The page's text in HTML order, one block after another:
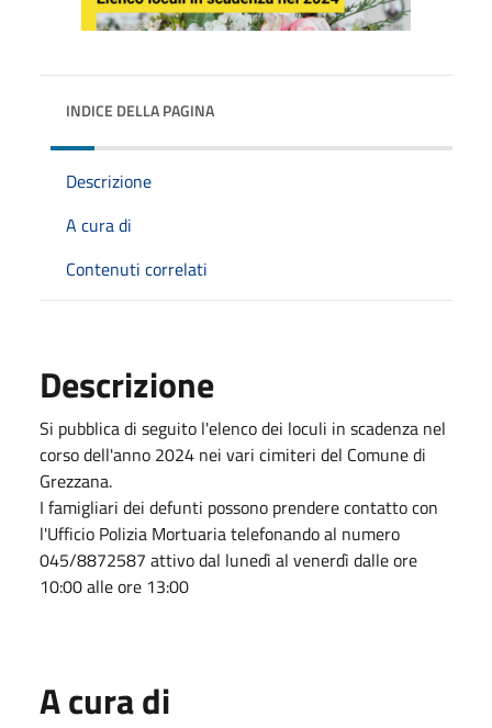
INDICE DELLA PAGINA
Descrizione
A cura di
Contenuti correlati
Descrizione
Si pubblica di seguito l'elenco dei loculi in scadenza nel
corso dell'anno 2024 nei vari cimiteri del Comune di
Grezzana.
I famigliari dei defunti possono prendere contatto con
l'Ufficio Polizia Mortuaria telefonando al numero
045/8872587 attivo dal lunedì al venerdì dalle ore
10:00 alle ore 13:00
A cura di